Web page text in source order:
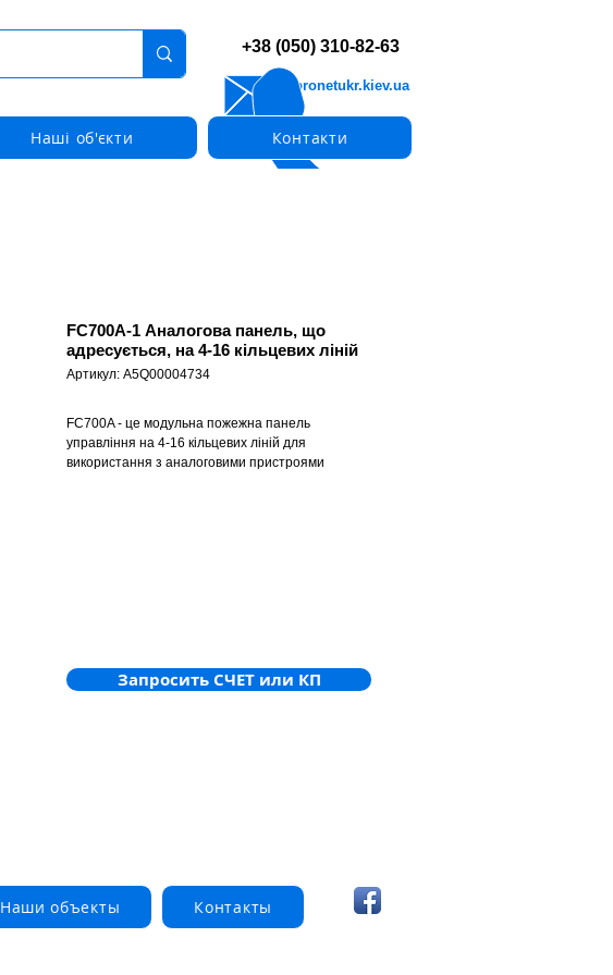
info@pronetukr.kiev.ua
+38 (050) 310-82-63
Наші об'єкти Контакти
FC700A-1 Аналогова панель, що
адресується, на 4-16 кільцевих ліній
Артикул: A5Q00004734
FC700A - це модульна пожежна панель
управління на 4-16 кільцевих ліній для
використання з аналоговими пристроями
Запросить СЧЕТ или КП
Наши объекты Контакты